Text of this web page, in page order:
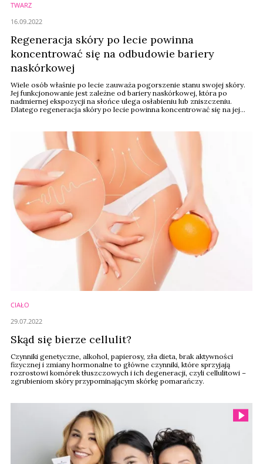
TWARZ
Regeneracja skóry po lecie powinna
koncentrować się na odbudowie bariery
naskórkowej
Wiele osób właśnie po lecie zauważa pogorszenie stanu swojej skóry.
Jej funkcjonowanie jest zależne od bariery naskórkowej, która po
nadmiernej ekspozycji na słońce ulega osłabieniu lub zniszczeniu.
Dlatego regeneracja skóry po lecie powinna koncentrować się na jej
16.09.2022
CIAŁO
Skąd się bierze cellulit?
Czynniki genetyczne, alkohol, papierosy, zła dieta, brak aktywności
fizycznej i zmiany hormonalne to główne czynniki, które sprzyjają
rozrostowi komórek tłuszczowych i ich degeneracji, czyli cellulitowi –
zgrubieniom skóry przypominającym skórkę pomarańczy.
29.07.2022